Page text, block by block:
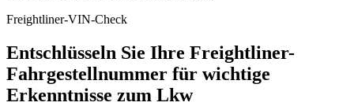
Freightliner-VIN-Check
Entschlüsseln Sie Ihre Freightliner-
Fahrgestellnummer für wichtige
Erkenntnisse zum Lkw